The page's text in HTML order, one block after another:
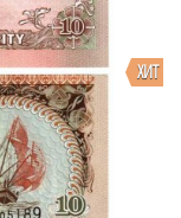
ХИТ